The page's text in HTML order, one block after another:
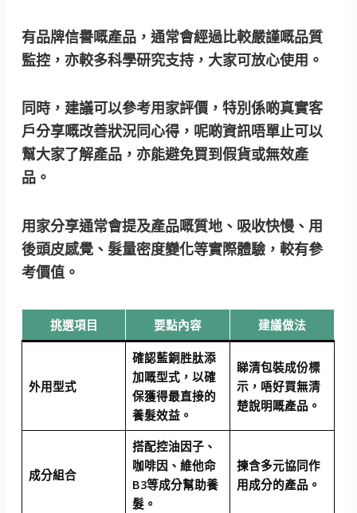
有品牌信譽嘅產品，通常會經過比較嚴謹嘅品質
監控，亦較多科學研究支持，大家可放心使用。
同時，建議可以參考用家評價，特別係啲真實客
戶分享嘅改善狀況同心得，呢啲資訊唔單止可以
幫大家了解產品，亦能避免買到假貨或無效產
品。
用家分享通常會提及產品嘅質地、吸收快慢、用
後頭皮感覺、髮量密度變化等實際體驗，較有參
考價值。
挑選項目 要點內容 建議做法
外用型式
確認藍銅胜肽添
加嘅型式，以確
保獲得最直接的
養髮效益。
睇清包裝成份標
示，唔好買無清
楚說明嘅產品。
成分組合
搭配控油因子、
咖啡因、維他命
B3等成分幫助養
髮。
揀含多元協同作
用成分的產品。